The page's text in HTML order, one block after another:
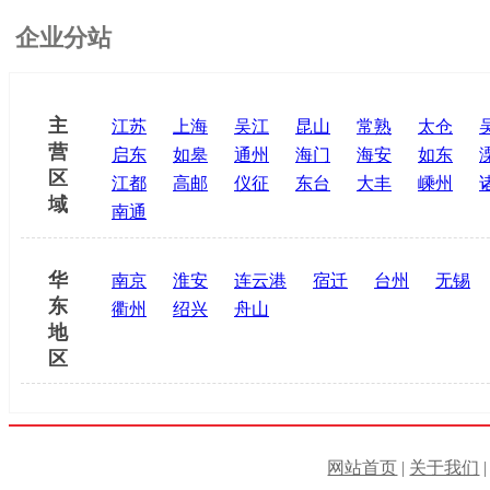
企业分站
主
营
区
域
江苏 上海 吴江 昆山 常熟 太仓
启东
如皋 通州 海门 海安 如东
江都
高邮 仪征 东台 大丰 嵊州
南通
华
东
地
区
南京 淮安 连云港 宿迁 台州
无锡
衢州
绍兴 舟山
网站首页 | 关于我们